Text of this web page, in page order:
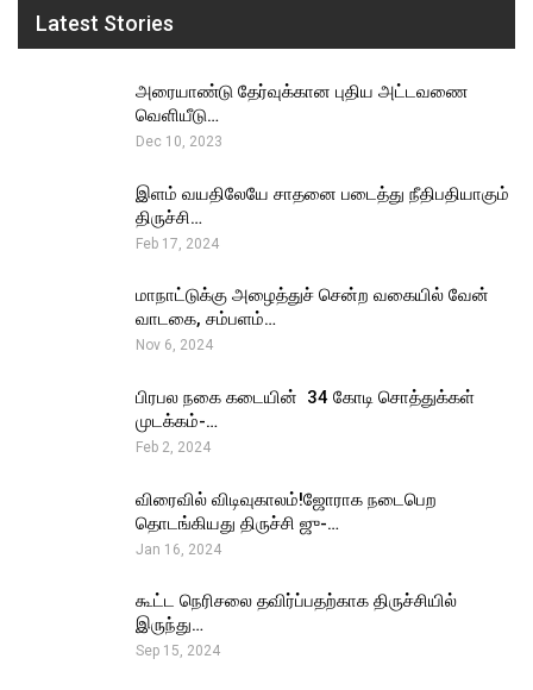
Latest Stories
அரையாண்டு தேர்வுக்கான புதிய அட்டவணை
வெளியீடு…
Dec 10, 2023
இளம் வயதிலேயே சாதனை படைத்து நீதிபதியாகும்
திருச்சி…
Feb 17, 2024
மாநாட்டுக்கு அழைத்துச் சென்ற வகையில் வேன்
வாடகை, சம்பளம்…
Nov 6, 2024
பிரபல நகை கடையின் ₹ 34 கோடி சொத்துக்கள்
முடக்கம்-…
Feb 2, 2024
விரைவில் விடிவுகாலம்!ஜோராக நடைபெற
தொடங்கியது திருச்சி ஜு-…
Jan 16, 2024
கூட்ட நெரிசலை தவிர்ப்பதற்காக திருச்சியில்
இருந்து…
Sep 15, 2024